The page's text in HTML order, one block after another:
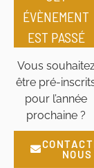
ÉVÈNEMENT
EST PASSÉ
Vous
être pré-
pour l’année
prochaine ?
NOUS